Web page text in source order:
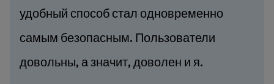
удобный способ стал одновременно
самым безопасным. Пользователи
довольны, а значит, доволен и я.